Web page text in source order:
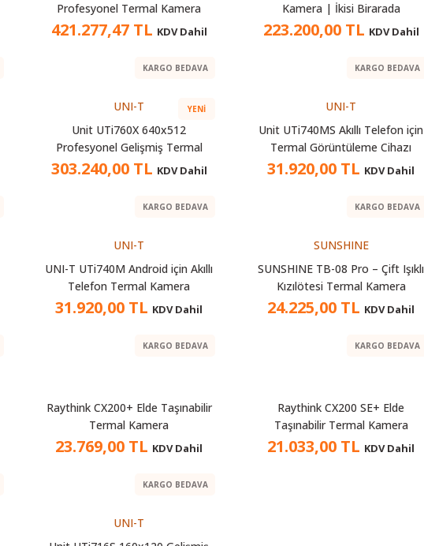
Profesyonel Termal Kamera
421.277,47 TL KDV Dahil
Kamera | İkisi Birarada
223.200,00 TL KDV Dahil
YENI
KARGO BEDAVA
UNI-T
Unit UTi760X 640x512
Profesyonel Gelişmiş Termal
Kamera
303.240,00 TL KDV Dahil
KARGO BEDAVA
UNI-T
Unit UTi740MS Akıllı Telefon için
Termal Görüntüleme Cihazı
31.920,00 TL KDV Dahil
KARGO BEDAVA
UNI-T
UNI-T UTi740M Android için Akıllı
Telefon Termal Kamera
31.920,00 TL KDV Dahil
KARGO BEDAVA
SUNSHINE
SUNSHINE TB-08 Pro – Çift Işıklı
Kızılötesi Termal Kamera
24.225,00 TL KDV Dahil
KARGO BEDAVA
Raythink CX200+ Elde Taşınabilir
Termal Kamera
23.769,00 TL KDV Dahil
KARGO BEDAVA
Raythink CX200 SE+ Elde
Taşınabilir Termal Kamera
21.033,00 TL KDV Dahil
KARGO BEDAVA
UNI-T